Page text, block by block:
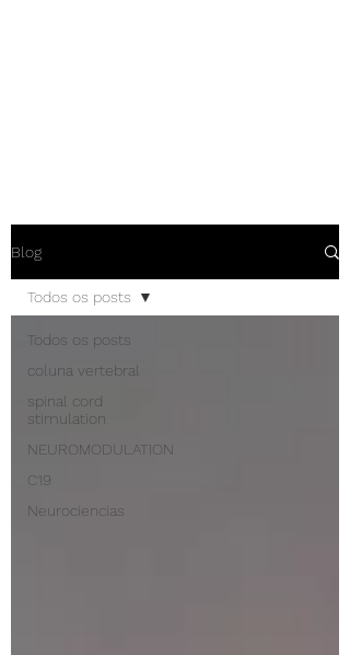
Blog
Todos os posts
coluna vertebral
spinal cord
stimulation
NEUROMODULATION
C19
Neurociencias
Todos os posts